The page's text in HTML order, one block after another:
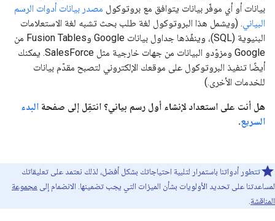
بيانات أو أي موفّر بيانات يتوافق مع بروتوكول مصدر بيانات أدوات الرسم
البياني . (ويشمل هذا البروتوكول لغة طلب بحث تشبه لغة الاستعلامات
البنيوية (SQL)، وينفّذها جداول بيانات Google وFusion Tables من
Google ومزوّدو البيانات من جهات خارجية مثل SalesForce. يمكنك
أيضًا تنفيذ البروتوكول على موقعك الإلكتروني لتصبح مقدّم بيانات
للخدمات الأخرى.)
هل أنت على استعداد لإنشاء أول رسم بياني؟ انتقِل إلى صفحة البدء
السريع.
تتطور أدواتنا باستمرار لتلبية احتياجاتك بشكل أفضل، لذلك نعتمد على تعليقاتك
لمساعدتنا على تحديد الأولويات بشأن الميزات التي يجب تضمينها. الانضمام إلى مجموعة
المناقشة